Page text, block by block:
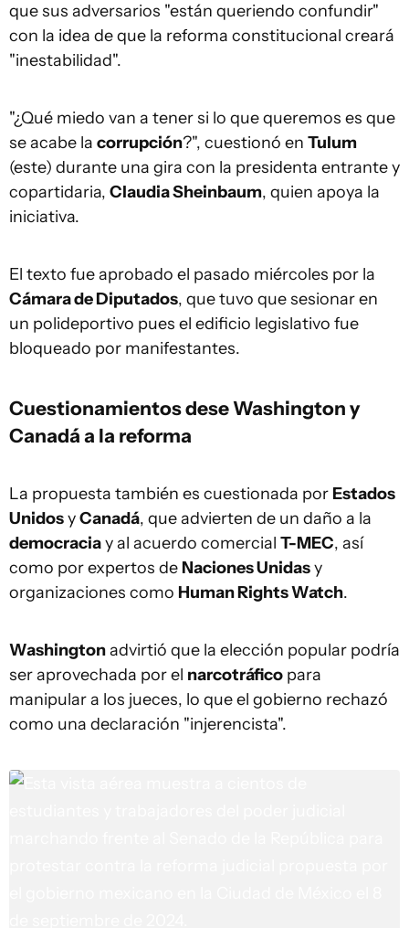
que sus adversarios "están queriendo confundir"
con la idea de que la reforma constitucional creará
"inestabilidad".
"¿Qué miedo van a tener si lo que queremos es que
se acabe la corrupción?", cuestionó en Tulum
(este) durante una gira con la presidenta entrante y
copartidaria, Claudia Sheinbaum, quien apoya la
iniciativa.
El texto fue aprobado el pasado miércoles por la
Cámara de Diputados, que tuvo que sesionar en
un polideportivo pues el edificio legislativo fue
bloqueado por manifestantes.
Cuestionamientos dese Washington y
Canadá a la reforma
La propuesta también es cuestionada por Estados
UnidosyCanadá, que advierten de un daño a la
democraciay al acuerdo comercial T-MEC, así
como por expertos de Naciones Unidasy
organizaciones como Human Rights Watch.
Washingtonadvirtió que la elección popular podría
ser aprovechada por el narcotráfico para
manipular a los jueces, lo que el gobierno rechazó
como una declaración "injerencista".